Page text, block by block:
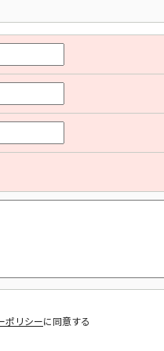
ポリシーに同意する